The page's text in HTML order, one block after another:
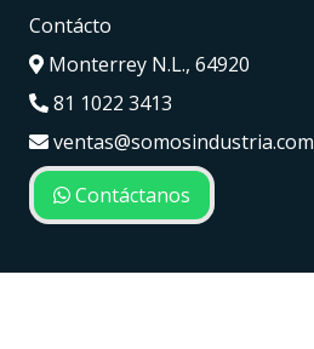
Contácto
Monterrey N.L., 64920
81 1022 3413
ventas@somosindustria.com
Contáctanos